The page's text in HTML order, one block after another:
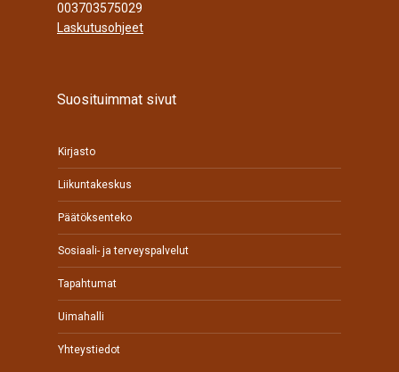
003703575029
Laskutusohjeet
Suosituimmat sivut
Kirjasto
Liikuntakeskus
Päätöksenteko
Sosiaali- ja terveyspalvelut
Tapahtumat
Uimahalli
Yhteystiedot